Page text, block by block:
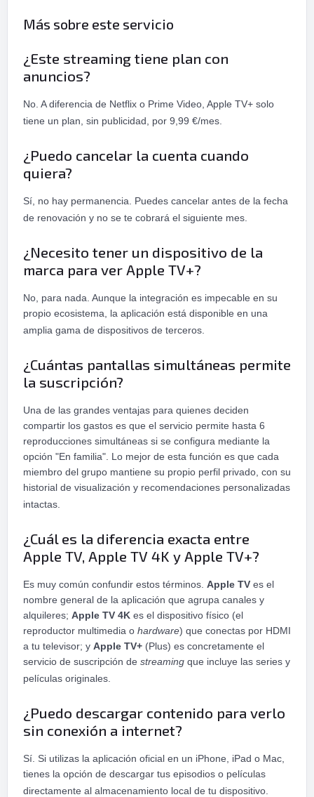
Más sobre este servicio
¿Este streaming tiene plan con
anuncios?
No. A diferencia de Netflix o Prime Video, Apple TV+ solo
tiene un plan, sin publicidad, por 9,99 €/mes.
¿Puedo cancelar la cuenta cuando
quiera?
Sí, no hay permanencia. Puedes cancelar antes de la fecha
de renovación y no se te cobrará el siguiente mes.
¿Necesito tener un dispositivo de la
marca para ver Apple TV+?
No, para nada. Aunque la integración es impecable en su
propio ecosistema, la aplicación está disponible en una
amplia gama de dispositivos de terceros.
¿Cuántas pantallas simultáneas permite
la suscripción?
Una de las grandes ventajas para quienes deciden
compartir los gastos es que el servicio permite hasta 6
reproducciones simultáneas si se configura mediante la
opción "En familia". Lo mejor de esta función es que cada
miembro del grupo mantiene su propio perfil privado, con su
historial de visualización y recomendaciones personalizadas
intactas.
¿Cuál es la diferencia exacta entre
Apple TV, Apple TV 4K y Apple TV+?
Es muy común confundir estos términos. Apple TV es el
nombre general de la aplicación que agrupa canales y
alquileres; Apple TV 4K es el dispositivo físico (el
reproductor multimedia o hardware) que conectas por HDMI
a tu televisor; y Apple TV+ (Plus) es concretamente el
servicio de suscripción de streaming que incluye las series y
películas originales.
¿Puedo descargar contenido para verlo
sin conexión a internet?
Sí. Si utilizas la aplicación oficial en un iPhone, iPad o Mac,
tienes la opción de descargar tus episodios o películas
directamente al almacenamiento local de tu dispositivo.